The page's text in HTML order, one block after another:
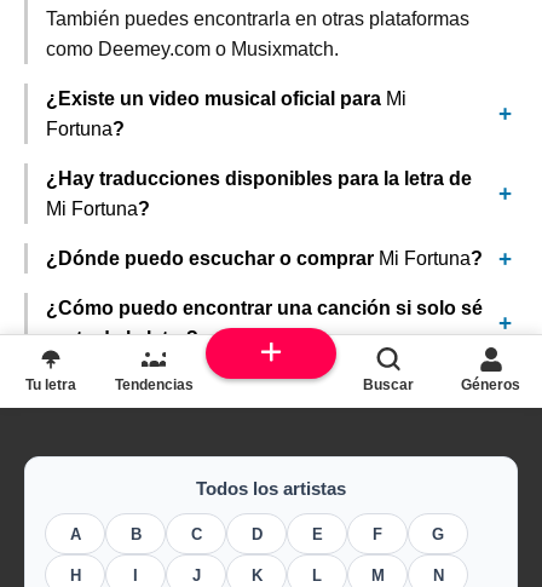
También puedes encontrarla en otras plataformas
como Deemey.com o Musixmatch.
¿Existe un video musical oficial para Mi
Fortuna?
¿Hay traducciones disponibles para la letra de
Mi Fortuna?
¿Dónde puedo escuchar o comprar Mi Fortuna?
¿Cómo puedo encontrar una canción si solo sé
parte de la letra?
Todos los artistas
A B C D E F G
H J K L M N
Tu letra Tendencias Buscar Géneros